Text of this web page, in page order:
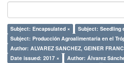
Subject: Encapsulated ×
Subject: Seedling
Subject: Producción Agroalimentaria en el
Author: ALVAREZ SANCHEZ, GEINER
Date issued: 2017 ×
Author: Álvarez